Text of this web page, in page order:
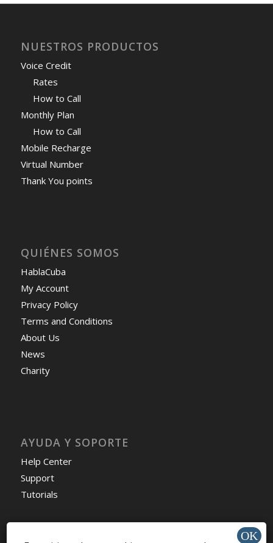
NUESTROS PRODUCTOS
Voice Credit
Rates
How to Call
Monthly Plan
How to Call
Mobile Recharge
Virtual Number
Thank You points
QUIÉNES SOMOS
HablaCuba
My Account
Privacy Policy
Terms and Conditions
About Us
News
Charity
AYUDA Y SOPORTE
Help Center
Support
Tutorials